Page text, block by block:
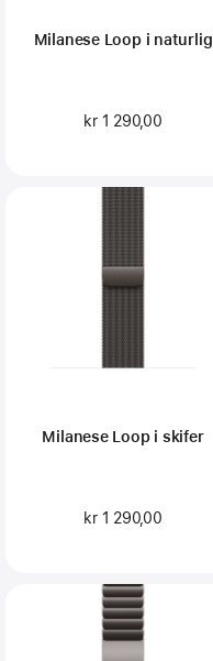
Milanese Loop i naturlig
kr 1 290,00
Milanese Loop i skifer
kr 1 290,00